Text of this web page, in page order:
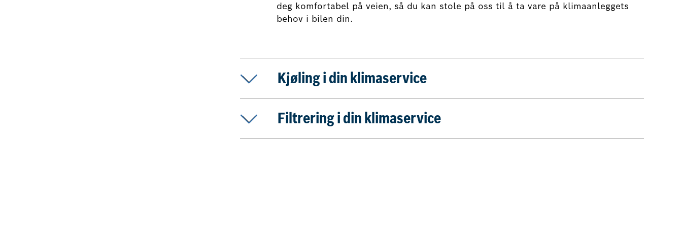
deg komfortabel på veien, så du kan stole på oss til å ta vare på klimaanleggets
behov i bilen din.
Kjøling i din klimaservice
Filtrering i din klimaservice